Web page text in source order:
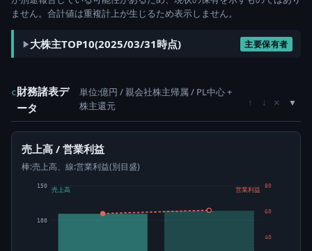
ません。合計値は重複計上が生じるため表示しません。
大株主TOP10(2025/03/31時点) 主要保有者
c財務諸表デ
ータ
単位:億円 / 親会社株主帰属 / PL中心 +
株主還元
↑ ↓ ×
売上高 / 営業利益
棒:売上高、線:営業利益(別目盛)
100
150
40
60
80
売上高 営業利益